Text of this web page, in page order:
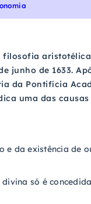
junho de 1633.
da Pontifícia
uma das
e da existência de
só é